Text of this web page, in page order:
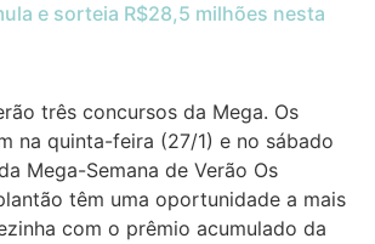
e sorteia R$28,5 milhões nesta
três concursos da Mega. Os
na quinta-feira (27/1) e no sábado
Mega-Semana de Verão Os
têm uma oportunidade a mais
com o prêmio acumulado da